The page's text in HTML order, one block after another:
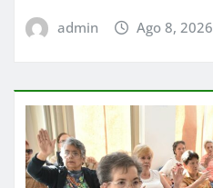
admin Ago 8, 2026